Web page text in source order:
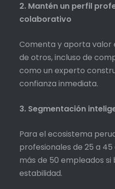
2. Mantén un perfil
colaborativo
Comenta y aporta valor
de otros, incluso de
como un experto
confianza inmediata.
3. Segmentación
Para el ecosistema
profesionales de 25 a
más de 50 empleados si
estabilidad.